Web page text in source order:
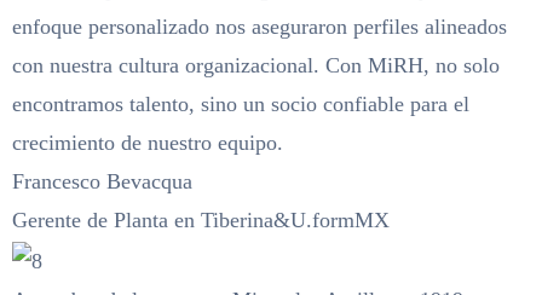
enfoque personalizado nos aseguraron perfiles alineados
con nuestra cultura organizacional. Con MiRH, no solo
encontramos talento, sino un socio confiable para el
crecimiento de nuestro equipo.
Francesco Bevacqua
Gerente de Planta en Tiberina&U.formMX